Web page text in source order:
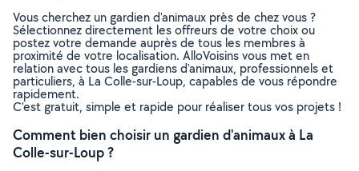
Vous cherchez un gardien d'animaux près de chez vous ?
Sélectionnez directement les offreurs de votre choix ou
postez votre demande auprès de tous les membres à
proximité de votre localisation. AlloVoisins vous met en
relation avec tous les gardiens d'animaux, professionnels et
particuliers, à La Colle-sur-Loup, capables de vous répondre
rapidement.
C’est gratuit, simple et rapide pour réaliser tous vos projets !
Comment bien choisir un gardien d'animaux à La
Colle-sur-Loup ?